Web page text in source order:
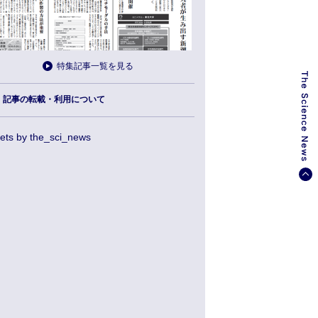
特集記事一覧を見る
記事の転載・利用について
by the_sci_news